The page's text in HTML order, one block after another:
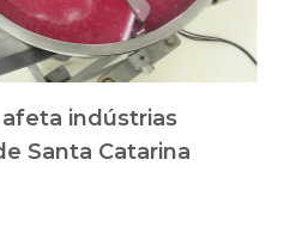
indústrias
Santa Catarina